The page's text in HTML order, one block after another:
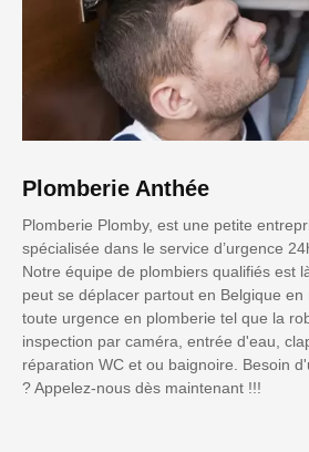
Plomberie Anthée
Plomberie Plomby, est une petite
spécialisée dans le service d’urgence
Notre équipe de plombiers qualifiés est
peut se déplacer partout en Belgique
toute urgence en plomberie tel que la
inspection par caméra, entrée d'eau,
réparation WC et ou baignoire. Besoin
? Appelez-nous dès maintenant !!!